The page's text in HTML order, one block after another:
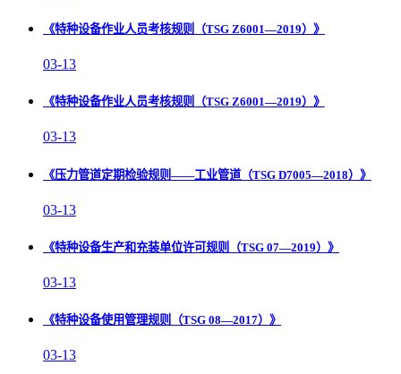
《特种设备作业人员考核规则（TSG Z6001—2019）》
03-13
《特种设备作业人员考核规则（TSG Z6001—2019）》
03-13
《压力管道定期检验规则——工业管道（TSG D7005—2018）》
03-13
《特种设备生产和充装单位许可规则（TSG 07—2019）》
03-13
《特种设备使用管理规则（TSG 08—2017）》
03-13